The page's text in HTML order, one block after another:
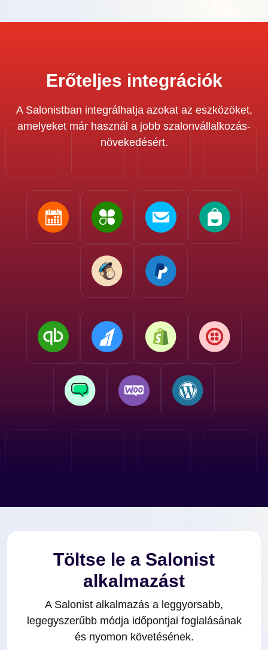
Erőteljes integrációk
A Salonistban integrálhatja azokat az eszközöket,
amelyeket már használ a jobb szalonvállalkozás-
növekedésért.
Töltse le a Salonist
alkalmazást
A Salonist alkalmazás a leggyorsabb,
legegyszerűbb módja időpontjai foglalásának
és nyomon követésének.